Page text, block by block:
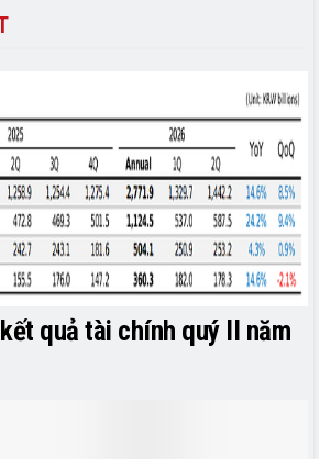
quả tài chính quý II năm